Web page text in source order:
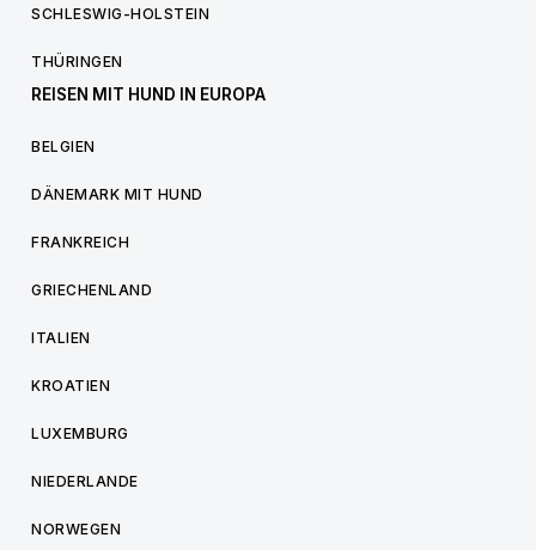
SCHLESWIG-HOLSTEIN
THÜRINGEN
REISEN MIT HUND IN EUROPA
BELGIEN
DÄNEMARK MIT HUND
FRANKREICH
GRIECHENLAND
ITALIEN
KROATIEN
LUXEMBURG
NIEDERLANDE
NORWEGEN